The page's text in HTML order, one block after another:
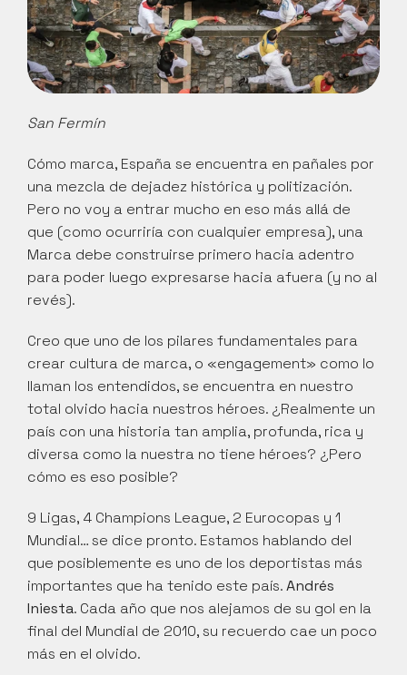
San Fermín
Cómo marca, España se encuentra en pañales por
una mezcla de dejadez histórica y politización.
Pero no voy a entrar mucho en eso más allá de
que (como ocurriría con cualquier empresa), una
Marca debe construirse primero hacia adentro
para poder luego expresarse hacia afuera (y no al
revés).
Creo que uno de los pilares fundamentales para
crear cultura de marca, o «engagement» como lo
llaman los entendidos, se encuentra en nuestro
total olvido hacia nuestros héroes. ¿Realmente un
país con una historia tan amplia, profunda, rica y
diversa como la nuestra no tiene héroes? ¿Pero
cómo es eso posible?
9 Ligas, 4 Champions League, 2 Eurocopas y 1
Mundial… se dice pronto. Estamos hablando del
que posiblemente es uno de los deportistas más
importantes que ha tenido este país. Andrés
Iniesta. Cada año que nos alejamos de su gol en la
final del Mundial de 2010, su recuerdo cae un poco
más en el olvido.